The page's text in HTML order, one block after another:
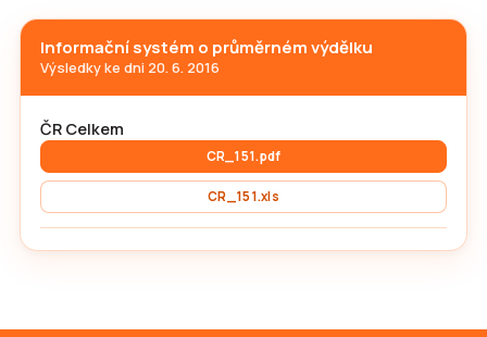
Informační systém o průměrném výdělku
Výsledky ke dni 20. 6. 2016
ČR Celkem
CR_151.pdf
CR_151.xls